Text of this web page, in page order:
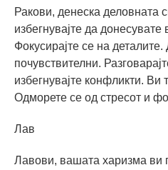
Ракови, денеска деловната
избегнувајте да
Фокусирајте се на
почувствителни.
избегнувајте конфликти.
Одморете се од стресот и
Лав
Лавови, вашата харизма ви